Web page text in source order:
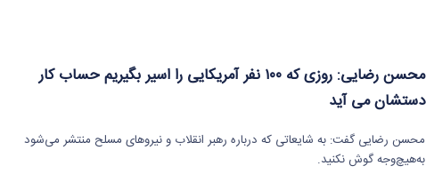
محسن رضایی: روزی که ۱۰۰ نفر آمریکایی را اسیر بگیریم حساب کار
دستشان می آید
محسن رضایی گفت: به شایعاتی که درباره رهبر انقلاب و نیروهای مسلح منتشر می‌شود
به‌هیچ‌وجه گوش نکنید.